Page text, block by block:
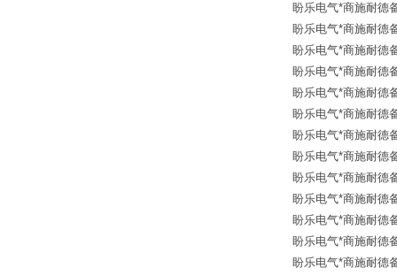
盼乐电气*商施耐德
盼乐电气*商施耐德
盼乐电气*商施耐德
盼乐电气*商施耐德
盼乐电气*商施耐德
盼乐电气*商施耐德
盼乐电气*商施耐德
盼乐电气*商施耐德
盼乐电气*商施耐德
盼乐电气*商施耐德
盼乐电气*商施耐德
盼乐电气*商施耐德
盼乐电气*商施耐德